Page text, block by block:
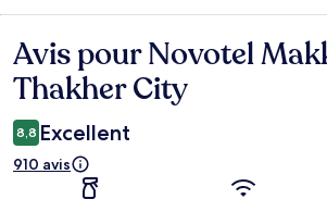
Avis
Avis pour Novotel
Thakher City
8,8 Excellent
910 avis